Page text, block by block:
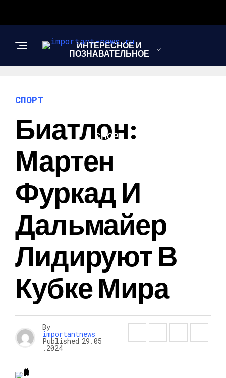
ИНТЕРЕСНОЕ И
ПОЗНАВАТЕЛЬНОЕ
СПОРТ
СПОРТ
Биатлон:
Мартен
Фуркад И
Дальмайер
Лидируют В
Кубке Мира
By
importantnews
Published 29.05
.2024